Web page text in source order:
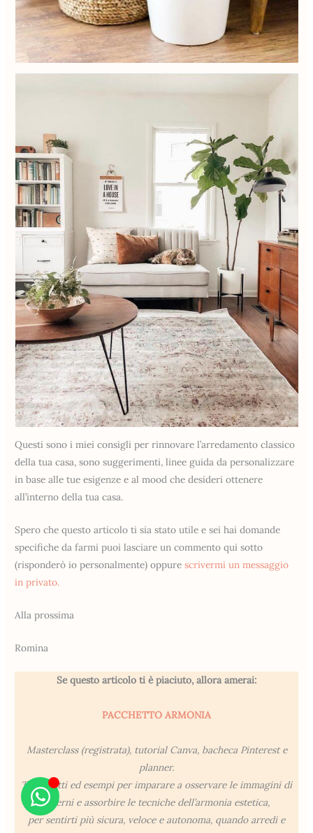
Questi sono i miei consigli per rinnovare l’arredamento classico
della tua casa, sono suggerimenti, linee guida da personalizzare
in base alle tue esigenze e al mood che desideri ottenere
all’interno della tua casa.
Spero che questo articolo ti sia stato utile e sei hai domande
specifiche da farmi puoi lasciare un commento qui sotto
(risponderò io personalmente) oppurescrivermi un messaggio
in privato.
Alla prossima
Romina
Se questo articolo ti è piaciuto, allora amerai:
PACCHETTO ARMONIA
Masterclass (registrata), tutorial Canva, bacheca Pinterest e
planner.
Trucchetti ed esempi per imparare a osservare le immagini di
interni e assorbire le tecniche dell’armonia estetica,
per sentirti più sicura, veloce e autonoma, quando arredi e